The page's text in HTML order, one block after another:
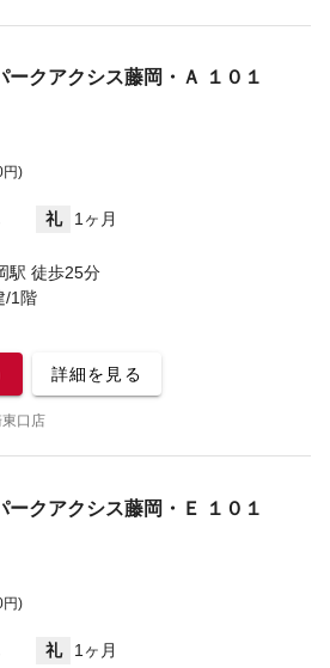
ークアクシス藤岡・Ａ １０１
円)
礼
1ヶ月
駅 徒歩25分
/1階
詳細を見る
口店
ークアクシス藤岡・Ｅ １０１
円)
礼 1ヶ月